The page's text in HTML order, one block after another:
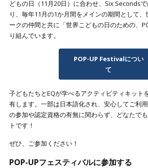
どもの日（11月20日）に合わせ、Six Seconds
り、毎年11月の1か月間をメインの期間として、
ークの仲間と共に「世界こどもの日のための、
り組んでいます。
POP-UP Festivalについ
て
子どもたちとEQが学べるアクティビティキット
有します。一部は日本語化され、安心してご利
の参加や認定資格の有無に関わらず、どなたで
トです！
ぜひ、ご参加ください！
POP-UPフェスティバルに参加する